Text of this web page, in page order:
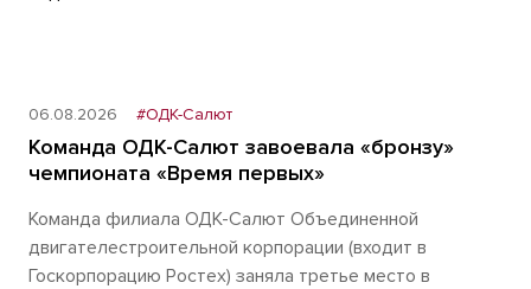
06.08.2026 #ОДК-Салют
Команда ОДК-Салют завоевала «бронзу»
чемпионата «Время первых»
Команда филиала ОДК-Салют Объединенной
двигателестроительной корпорации (входит в
Госкорпорацию Ростех) заняла третье место в